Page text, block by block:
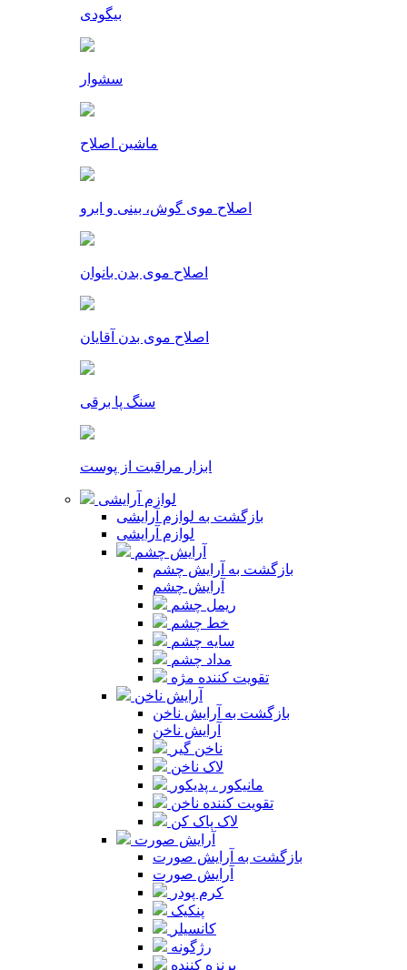
بیگودی
سشوار
ماشین اصلاح
اصلاح موی گوش، بینی و ابرو
اصلاح موی بدن بانوان
اصلاح موی بدن آقایان
سنگ پا برقی
ابزار مراقبت از پوست
لوازم آرایشی
بازگشت به لوازم آرایشی
لوازم آرایشی
آرایش چشم
بازگشت به آرایش چشم
آرایش چشم
ریمل چشم
خط چشم
سایه چشم
مداد چشم
تقویت کننده مژه
آرایش ناخن
بازگشت به آرایش ناخن
آرایش ناخن
ناخن گیر
لاک ناخن
مانیکور ، پدیکور
تقویت کننده ناخن
لاک پاک کن
آرایش صورت
بازگشت به آرایش صورت
آرایش صورت
کرم پودر
پنکیک
کانسیلر
رژگونه
برنزه کننده